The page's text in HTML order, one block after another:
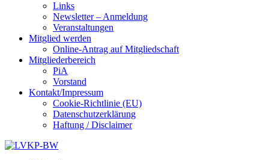
Links
Newsletter – Anmeldung
Veranstaltungen
Mitglied werden
Online-Antrag auf Mitgliedschaft
Mitgliederbereich
PiA
Vorstand
Kontakt/Impressum
Cookie-Richtlinie (EU)
Datenschutzerklärung
Haftung / Disclaimer